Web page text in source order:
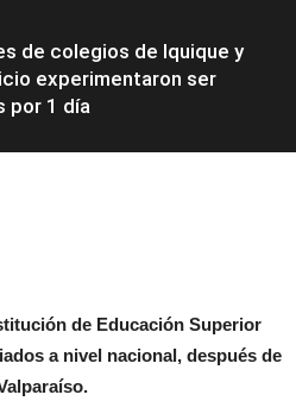
de colegios de Iquique y
experimentaron ser
por 1 día
de Educación Superior
a nivel nacional, después de